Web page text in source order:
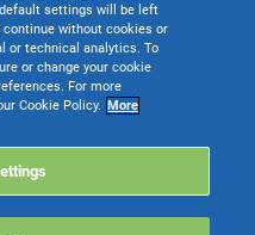
soggetta all’attività di direzione e
- Cap. Soc. € 24.000.000 I.v. -
P.I. 01035310414
Pertini, 88 - 61122 Pesaro (PU) -
settings will be left
continue without cookies or
or technical analytics. To
or change your cookie
For more
Cookie Policy. More